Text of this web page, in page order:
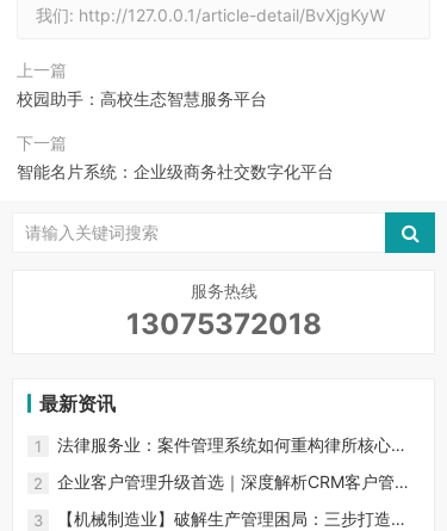
我们: http://127.0.0.1/article-detail/BvXjgKyW
上一篇
校园助手：高校生态智慧服务平台
下一篇
智能名片系统：企业级商务社交数字化平台
服务热线
13075372018
最新资讯
1
法律服务业：案件管理系统如何重构律所核心竞
争力？ 行业生产力困局
2
企业客户管理升级首选｜深度解析CRM客户管理
系统的核心功能与价值
3
【机械制造业】破解生产管理困局：三步打造数